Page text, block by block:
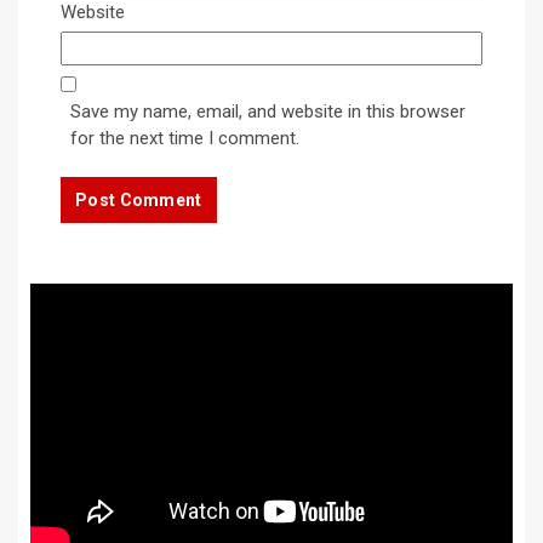
Website
Save my name, email, and website in this browser
for the next time I comment.